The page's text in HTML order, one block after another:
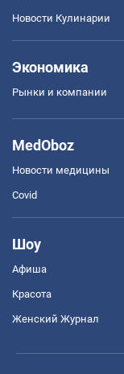
Новости Кулинарии
Экономика
Рынки и компании
MedOboz
Новости медицины
Covid
Шоу
Афиша
Красота
Женский Журнал